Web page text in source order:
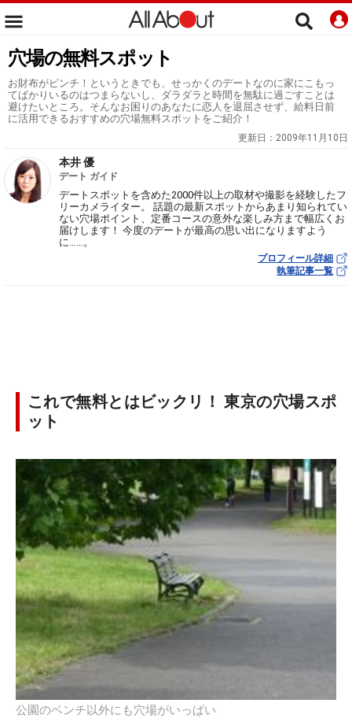
穴場の無料スポット
お財布がピンチ！というときでも、せっかくのデートなのに家にこもっ
てばかりいるのはつまらないし、ダラダラと時間を無駄に過ごすことは
避けたいところ。そんなお困りのあなたに恋人を退屈させず、給料日前
に活用できるおすすめの穴場無料スポットをご紹介！
更新日： 2009年11月10日
本井 優
デート ガイド
デートスポットを含めた2000件以上の取材や撮影を経験したフ
リーカメライター。 話題の最新スポットからあまり知られてい
ない穴場ポイント、定番コースの意外な楽しみ方まで幅広くお
届けします！ 今度のデートが最高の思い出になりますよう
に……。
プロフィール詳細
執筆記事一覧
これで無料とはビックリ！ 東京の穴場スポ
ット
公園のベンチ以外にも穴場がいっぱい